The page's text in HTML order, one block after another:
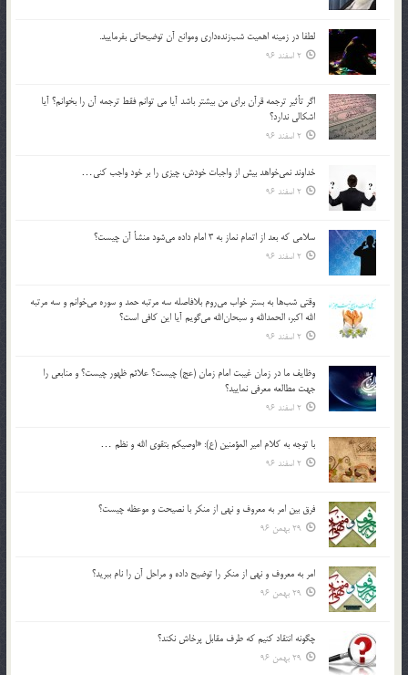
لطفا در زمينه اهميت شب‌زنده‌داري وموانع آن توضيحاتي بفرماييد.
2 اسفند 96
اگر تأثير ترجمه قرآن براي من بيشتر باشد آيا مي توانم فقط ترجمه آن را بخوانم؟ آيا
اشكالي ندارد؟
2 اسفند 96
خداوند نمي‌خواهد بيش از واجبات خودش، چيزي را بر خود واجب كني…
2 اسفند 96
سلامي كه بعد از اتمام نماز به 3 امام داده مي‌شود منشأ آن چيست؟
2 اسفند 96
وقتي شب‌ها به بستر خواب مي‌روم بلافاصله سه مرتبه حمد و سوره مي‌خوانم و سه مرتبه
الله اكبر، الحمدالله و سبحان‌الله مي‌گويم آيا اين كافي است؟
2 اسفند 96
وظايف ما در زمان غيبت امام زمان (عج) چيست؟ علائم ظهور چيست؟ و منابعي را
جهت مطالعه معرفي نماييد؟
2 اسفند 96
با توجه به كلام امير المؤمنين (ع): «اوصيكم بتقوي الله و نظم …
2 اسفند 96
فرق بين امر به معروف و نهي از منكر با نصيحت و موعظه چيست؟
29 بهمن 96
امر به معروف و نهي از منكر را توضيح داده و مراحل آن را نام ببريد؟
29 بهمن 96
چگونه انتقاد كنيم كه طرف مقابل پرخاش نكند؟
29 بهمن 96